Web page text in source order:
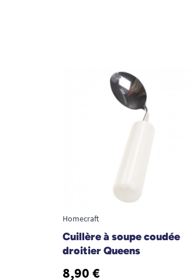
Homecraft
Cuillère à soupe coudée
droitier Queens
8,90 €